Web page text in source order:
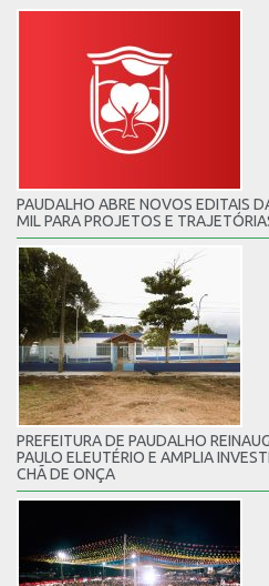
PAUDALHO ABRE NOVOS EDITAIS
MIL PARA PROJETOS E
PREFEITURA DE PAUDALHO
PAULO ELEUTÉRIO E AMPLIA
CHÃ DE ONÇA